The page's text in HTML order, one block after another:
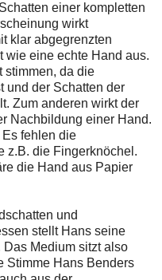
einer kompletten
wirkt
klar abgegrenzten
wie eine echte Hand aus.
stimmen, da die
und der Schatten der
Zum anderen wirkt der
Nachbildung einer Hand.
fehlen die
z.B. die Fingerknöchel.
die Hand aus Papier
und
stellt Hans seine
Medium sitzt also
Stimme Hans Benders